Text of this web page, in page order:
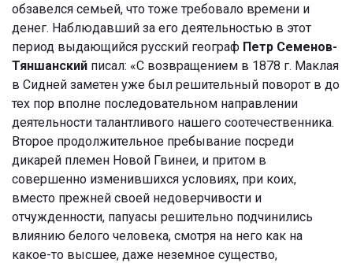
обзавелся семьей, что тоже требовало времени и
денег. Наблюдавший за его деятельностью в этот
период выдающийся русский географ Петр Семенов-
Тяншанский писал: «С возвращением в 1878 г. Маклая
в Сидней заметен уже был решительный поворот в до
тех пор вполне последовательном направлении
деятельности талантливого нашего соотечественника.
Второе продолжительное пребывание посреди
дикарей племен Новой Гвинеи, и притом в
совершенно изменившихся условиях, при коих,
вместо прежней своей недоверчивости и
отчужденности, папуасы решительно подчинились
влиянию белого человека, смотря на него как на
какое-то высшее, даже неземное существо,